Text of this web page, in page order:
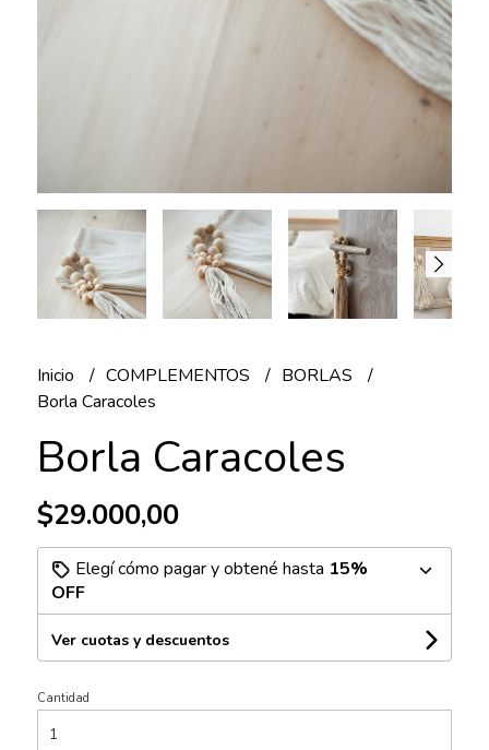
Inicio COMPLEMENTOS
BORLAS
Borla Caracoles
Borla Caracoles
$29.000,00
Elegí cómo pagar y obtené hasta 15%
OFF
Ver cuotas y descuentos
Cantidad